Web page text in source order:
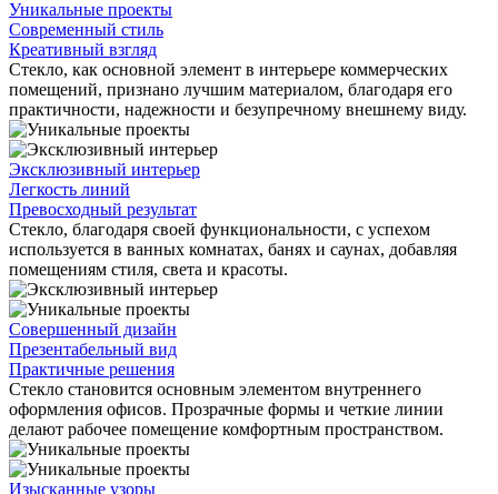
Уникальные проекты
Современный стиль
Креативный взгляд
Стекло, как основной элемент в интерьере коммерческих
помещений, признано лучшим материалом, благодаря его
практичности, надежности и безупречному внешнему виду.
Эксклюзивный интерьер
Легкость линий
Превосходный результат
Стекло, благодаря своей функциональности, с успехом
используется в ванных комнатах, банях и саунах, добавляя
помещениям стиля, света и красоты.
Совершенный дизайн
Презентабельный вид
Практичные решения
Стекло становится основным элементом внутреннего
оформления офисов. Прозрачные формы и четкие линии
делают рабочее помещение комфортным пространством.
Изысканные узоры